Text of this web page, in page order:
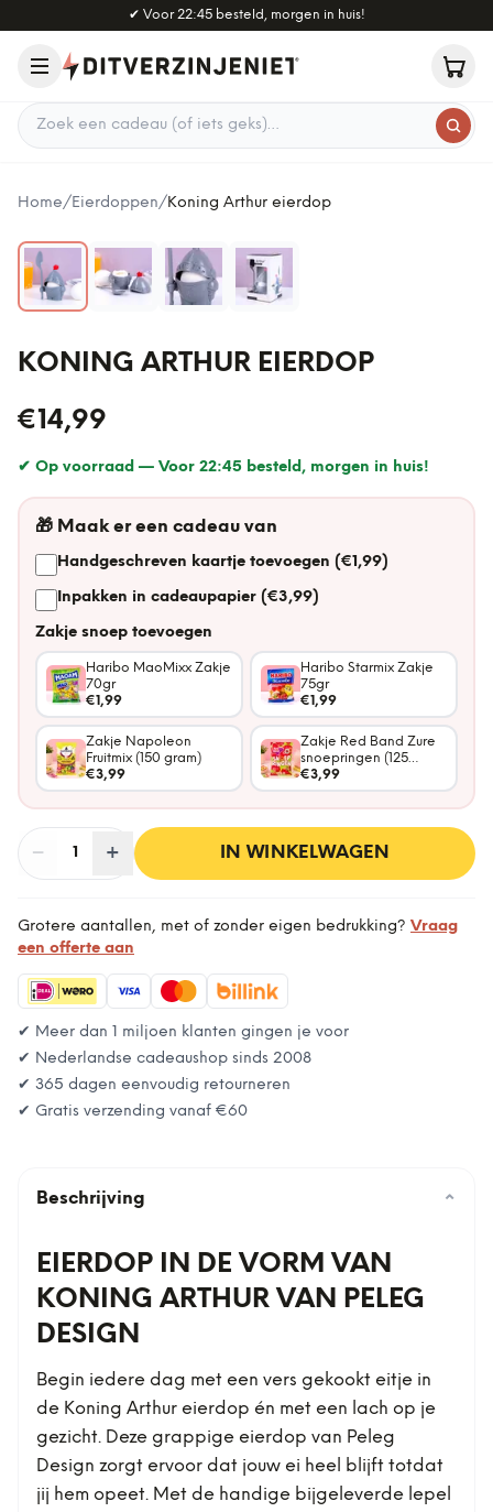
Naar hoofdinhoud
✔ Voor 22:45 besteld, morgen in huis!
Zoek een cadeau
Home/Eierdoppen/Koning Arthur eierdop
KONING ARTHUR EIERDOP
€14,99
✔ Op voorraad — Voor 22:45 besteld, morgen in huis!
🎁 Maak er een cadeau van
Handgeschreven kaartje toevoegen (€1,99)
Inpakken in cadeaupapier (€3,99)
Zakje snoep toevoegen
Haribo MaoMixx Zakje
70gr
€1,99
Haribo Starmix Zakje
75gr
€1,99
Zakje Napoleon
Fruitmix (150 gram)
€3,99
Zakje Red Band Zure
snoepringen (125
gram)
€3,99
− Aantal
1 + IN WINKELWAGEN
Grotere aantallen, met of zonder eigen bedrukking? Vraag
een offerte aan
✔ Meer dan 1 miljoen klanten gingen je voor
✔ Nederlandse cadeaushop sinds 2008
✔ 365 dagen eenvoudig retourneren
✔ Gratis verzending vanaf €60
Beschrijving ⌄
EIERDOP IN DE VORM VAN
KONING ARTHUR VAN PELEG
DESIGN
Begin iedere dag met een vers gekookt eitje in
de Koning Arthur eierdop én met een lach op je
gezicht. Deze grappige eierdop van Peleg
Design zorgt ervoor dat jouw ei heel blijft totdat
jij hem opeet. Met de handige bijgeleverde lepel